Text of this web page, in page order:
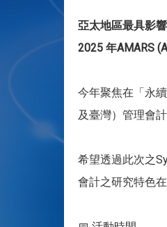
亞太地區最具影
2025 年AMARS
今年聚焦在「永
及臺灣）管理會計
希望透過此次之
會計之研究特色